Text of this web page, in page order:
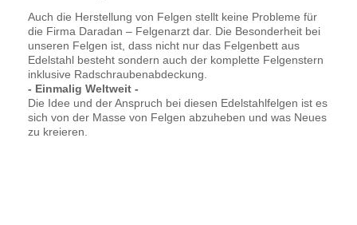
Auch die Herstellung von Felgen stellt keine Probleme für
die Firma Daradan – Felgenarzt dar. Die Besonderheit bei
unseren Felgen ist, dass nicht nur das Felgenbett aus
Edelstahl besteht sondern auch der komplette Felgenstern
inklusive Radschraubenabdeckung.
- Einmalig Weltweit -
Die Idee und der Anspruch bei diesen Edelstahlfelgen ist es
sich von der Masse von Felgen abzuheben und was Neues
zu kreieren.